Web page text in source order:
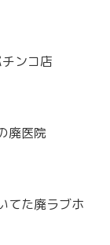
ンコ店
廃医院
てた廃ラブホ